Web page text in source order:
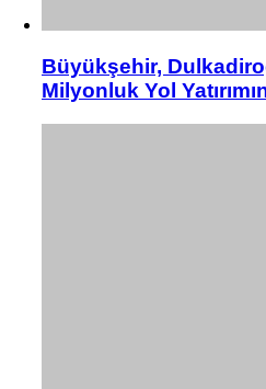
Büyükşehir,
Milyonluk Yol